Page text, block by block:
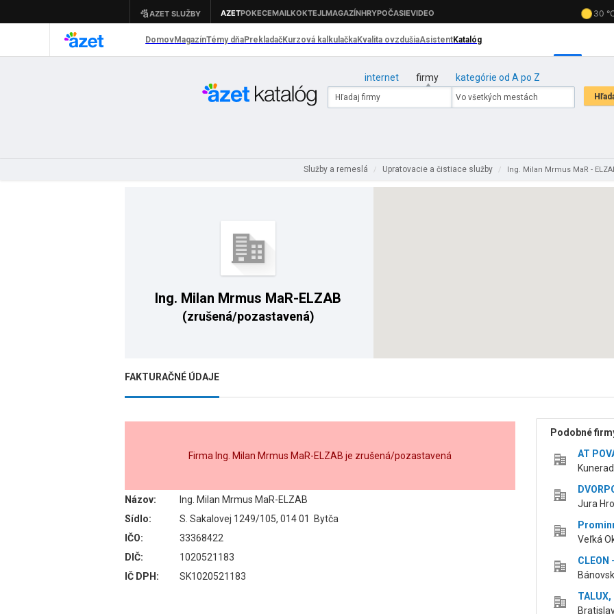
internet firmy kategórie od A po Z
Služby a remeslá / Upratovacie a čistiace služby / Ing. Milan Mrmus MaR -
Ing. Milan Mrmus MaR-ELZAB
(zrušená/pozastavená)
FAKTURAČNÉ ÚDAJE
Firma Ing. Milan Mrmus MaR-ELZAB je zrušená/pozastavená
Názov:
Ing. Milan Mrmus MaR-ELZAB
Sídlo:
S. Sakalovej 1249/105, 014 01 Bytča
IČO:
33368422
DIČ:
1020521183
IČ DPH:
SK1020521183
Podobné
AT
Jura
Veľká